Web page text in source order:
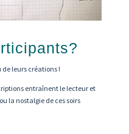
de leurs créations !
entraînent le lecteur et
la nostalgie de ces soirs